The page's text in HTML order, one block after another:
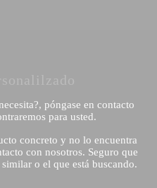
póngase en contacto
para usted.
concreto y no lo encuentra
con nosotros. Seguro que
o el que está buscando.